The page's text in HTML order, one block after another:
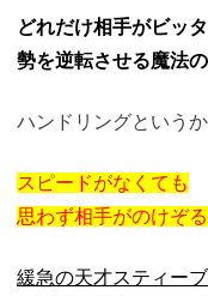
どれだけ相手がビッ
勢を逆転させる魔法の
ハンドリングという
スピードがなくても
思わず相手がのけぞる
緩急の天才スティー